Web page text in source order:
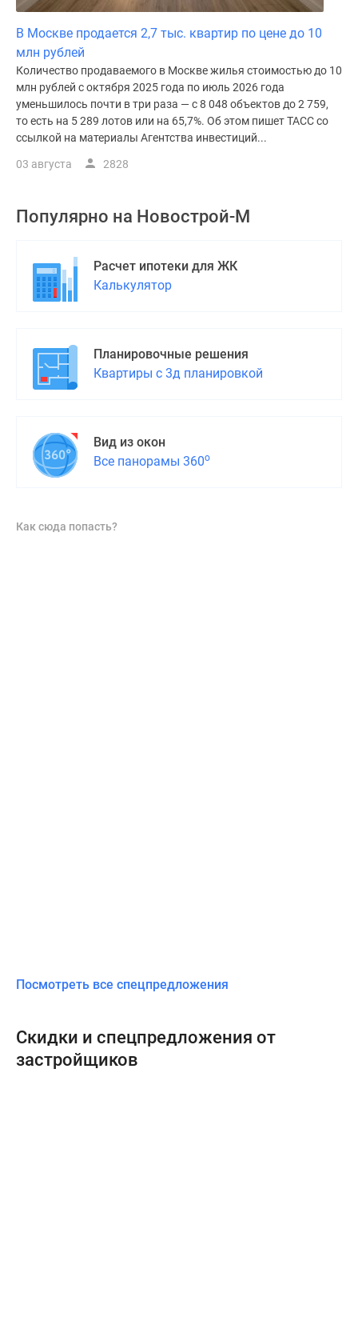
В Москве продается 2,7 тыс. квартир по цене до 10
млн рублей
Количество продаваемого в Москве жилья стоимостью до 10
млн рублей с октября 2025 года по июль 2026 года
уменьшилось почти в три раза — с 8 048 объектов до 2 759,
то есть на 5 289 лотов или на 65,7%. Об этом пишет ТАСС со
ссылкой на материалы Агентства инвестиций...
03 августа 2828
Популярно на Новострой-М
Расчет ипотеки для ЖК
Калькулятор
Планировочные решения
Квартиры с 3д планировкой
Вид из окон
Все панорамы 360о
Как сюда попасть?
Посмотреть все спецпредложения
Скидки и спецпредложения от
застройщиков